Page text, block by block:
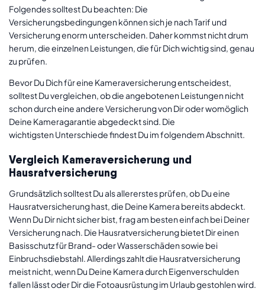
Folgendes solltest Du beachten: Die
Versicherungsbedingungen können sich je nach Tarif und
Versicherung enorm unterscheiden. Daher kommst nicht drum
herum, die einzelnen Leistungen, die für Dich wichtig sind, genau
zu prüfen.
Bevor Du Dich für eine Kameraversicherung entscheidest,
solltest Du vergleichen, ob die angebotenen Leistungen nicht
schon durch eine andere Versicherung von Dir oder womöglich
Deine Kameragarantie abgedeckt sind. Die
wichtigsten Unterschiede findest Du im folgendem Abschnitt.
Vergleich Kameraversicherung und
Hausratversicherung
Grundsätzlich solltest Du als allererstes prüfen, ob Du eine
Hausratversicherung hast, die Deine Kamera bereits abdeckt.
Wenn Du Dir nicht sicher bist, frag am besten einfach bei Deiner
Versicherung nach. Die Hausratversicherung bietet Dir einen
Basisschutz für Brand- oder Wasserschäden sowie bei
Einbruchsdiebstahl. Allerdings zahlt die Hausratversicherung
meist nicht, wenn Du Deine Kamera durch Eigenverschulden
fallen lässt oder Dir die Fotoausrüstung im Urlaub gestohlen wird.